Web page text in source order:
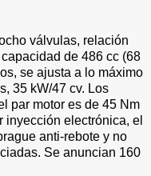
válvulas, relación
de 486 cc (68
se ajusta a lo máximo
35 kW/47 cv. Los
par motor es de 45 Nm
inyección electrónica, el
anti-rebote y no
Se anuncian 160